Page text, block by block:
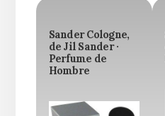
Sander Cologne,
de Jil Sander ·
Perfume de
Hombre